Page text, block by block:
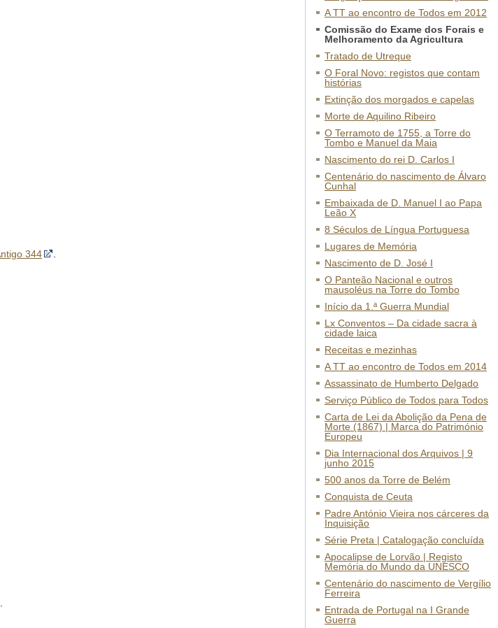
344
A TT ao encontro de Todos em 2012
Comissão do Exame dos Forais e
Melhoramento da Agricultura
Tratado de Utreque
O Foral Novo: registos que contam
histórias
Extinção dos morgados e capelas
Morte de Aquilino Ribeiro
O Terramoto de 1755, a Torre do
Tombo e Manuel da Maia
Nascimento do rei D. Carlos I
Centenário do nascimento de Álvaro
Cunhal
Embaixada de D. Manuel I ao Papa
Leão X
8 Séculos de Língua Portuguesa
Lugares de Memória
Nascimento de D. José I
O Panteão Nacional e outros
mausoléus na Torre do Tombo
Início da 1.ª Guerra Mundial
Lx Conventos – Da cidade sacra à
cidade laica
Receitas e mezinhas
A TT ao encontro de Todos em 2014
Assassinato de Humberto Delgado
Serviço Público de Todos para Todos
Carta de Lei da Abolição da Pena de
Morte (1867) | Marca do Património
Europeu
Dia Internacional dos Arquivos | 9
junho 2015
500 anos da Torre de Belém
Conquista de Ceuta
Padre António Vieira nos cárceres da
Inquisição
Série Preta | Catalogação concluída
Apocalipse de Lorvão | Registo
Memória do Mundo da UNESCO
Centenário do nascimento de Vergílio
Ferreira
Entrada de Portugal na I Grande
Guerra